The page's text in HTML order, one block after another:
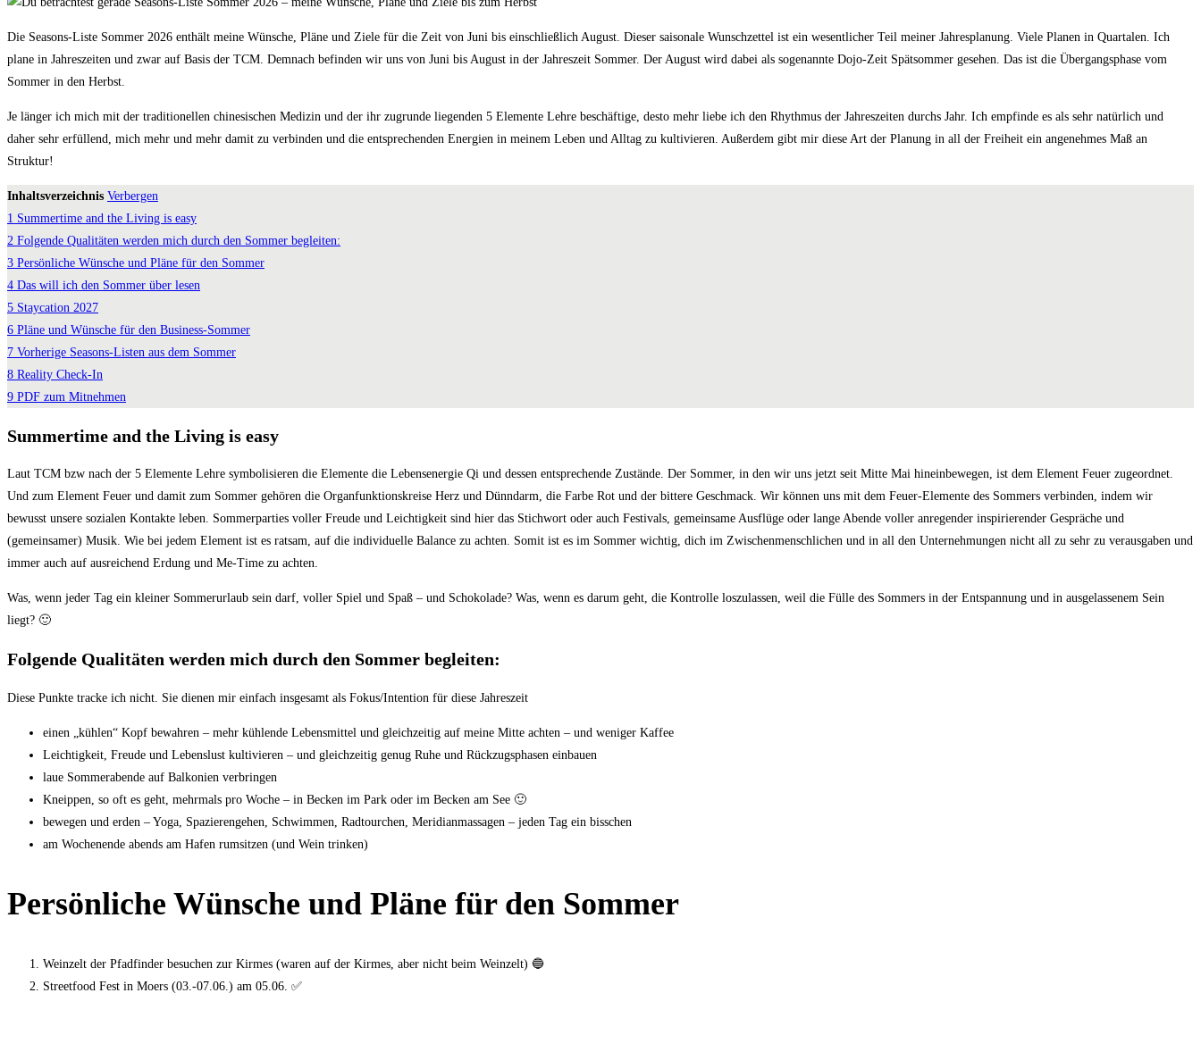
Die Seasons-Liste Sommer 2026 enthält meine Wünsche, Pläne und Ziele für die Zeit von Juni bis einschließlich August. Dieser saisonale Wunschzettel ist ein wesentlicher Teil meiner Jahresplanung. Viele Planen in Quartalen. Ich
plane in Jahreszeiten und zwar auf Basis der TCM. Demnach befinden wir uns von Juni bis August in der Jahreszeit Sommer. Der August wird dabei als sogenannte Dojo-Zeit Spätsommer gesehen. Das ist die Übergangsphase vom
Sommer in den Herbst.
Je länger ich mich mit der traditionellen chinesischen Medizin und der ihr zugrunde liegenden 5 Elemente Lehre beschäftige, desto mehr liebe ich den Rhythmus der Jahreszeiten durchs Jahr. Ich empfinde es als sehr natürlich und
daher sehr erfüllend, mich mehr und mehr damit zu verbinden und die entsprechenden Energien in meinem Leben und Alltag zu kultivieren. Außerdem gibt mir diese Art der Planung in all der Freiheit ein angenehmes Maß an
Struktur!
Inhaltsverzeichnis Verbergen
1 Summertime and the Living is easy
2 Folgende Qualitäten werden mich durch den Sommer begleiten:
3 Persönliche Wünsche und Pläne für den Sommer
4 Das will ich den Sommer über lesen
5 Staycation 2027
6 Pläne und Wünsche für den Business-Sommer
7 Vorherige Seasons-Listen aus dem Sommer
8 Reality Check-In
9 PDF zum Mitnehmen
Summertime and the Living is easy
Laut TCM bzw nach der 5 Elemente Lehre symbolisieren die Elemente die Lebensenergie Qi und dessen entsprechende Zustände. Der Sommer, in den wir uns jetzt seit Mitte Mai hineinbewegen, ist dem Element Feuer zugeordnet.
Und zum Element Feuer und damit zum Sommer gehören die Organfunktionskreise Herz und Dünndarm, die Farbe Rot und der bittere Geschmack. Wir können uns mit dem Feuer-Elemente des Sommers verbinden, indem wir
bewusst unsere sozialen Kontakte leben. Sommerparties voller Freude und Leichtigkeit sind hier das Stichwort oder auch Festivals, gemeinsame Ausflüge oder lange Abende voller anregender inspirierender Gespräche und
(gemeinsamer) Musik. Wie bei jedem Element ist es ratsam, auf die individuelle Balance zu achten. Somit ist es im Sommer wichtig, dich im Zwischenmenschlichen und in all den Unternehmungen nicht all zu sehr zu verausgaben und
immer auch auf ausreichend Erdung und Me-Time zu achten.
Was, wenn jeder Tag ein kleiner Sommerurlaub sein darf, voller Spiel und Spaß – und Schokolade? Was, wenn es darum geht, die Kontrolle loszulassen, weil die Fülle des Sommers in der Entspannung und in ausgelassenem Sein
liegt? 🙂
Folgende Qualitäten werden mich durch den Sommer begleiten:
Diese Punkte tracke ich nicht. Sie dienen mir einfach insgesamt als Fokus/Intention für diese Jahreszeit
einen „kühlen“ Kopf bewahren – mehr kühlende Lebensmittel und gleichzeitig auf meine Mitte achten – und weniger Kaffee
Leichtigkeit, Freude und Lebenslust kultivieren – und gleichzeitig genug Ruhe und Rückzugsphasen einbauen
laue Sommerabende auf Balkonien verbringen
Kneippen, so oft es geht, mehrmals pro Woche – in Becken im Park oder im Becken am See 🙂
bewegen und erden – Yoga, Spazierengehen, Schwimmen, Radtourchen, Meridianmassagen – jeden Tag ein bisschen
am Wochenende abends am Hafen rumsitzen (und Wein trinken)
Persönliche Wünsche und Pläne für den Sommer
Weinzelt der Pfadfinder besuchen zur Kirmes (waren auf der Kirmes, aber nicht beim Weinzelt) 🔵
Streetfood Fest in Moers (03.-07.06.) am 05.06. ✅